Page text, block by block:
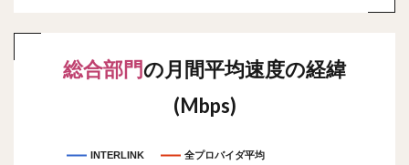
総合部門の月間平均速度の経緯
(Mbps)
INTERLINK 全プロバイダ平均